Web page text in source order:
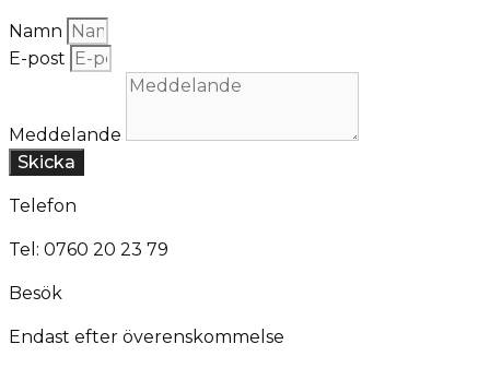
Namn
E-post
Meddelande
Skicka
Telefon
Tel: 0760 20 23 79
Besök
Endast efter överenskommelse